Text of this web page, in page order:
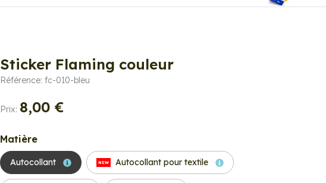
Sticker Flaming couleur
Référence: fc-010-bleu
Prix: 8,00 €
Matière
Autocollant NEW Autocollant pour textile